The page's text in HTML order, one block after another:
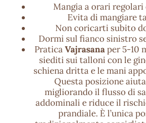
Mangia a orari
Evita di mangiare
Non coricarti subito
Dormi sul fianco sinistro
PraticaVajrasanaper 5-10
siediti sui talloni con le
schiena dritta e le mani
Questa posizione
migliorando il flusso di
addominali e riduce il
prandiale. È l’unica